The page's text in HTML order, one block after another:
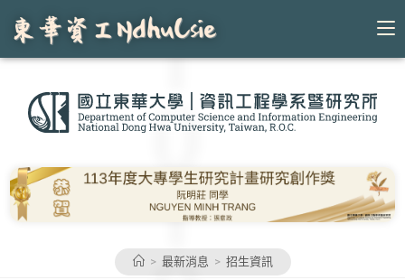
content
> 最新消息 > 招生資訊